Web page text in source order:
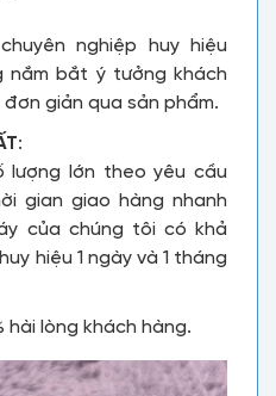
nghiệp huy hiệu
nắm bắt ý tưởng khách
giản qua sản phẩm.
:
lượng lớn theo yêu cầu
gian giao hàng nhanh
của chúng tôi có khả
hiệu 1 ngày và 1 tháng
hài lòng khách hàng.